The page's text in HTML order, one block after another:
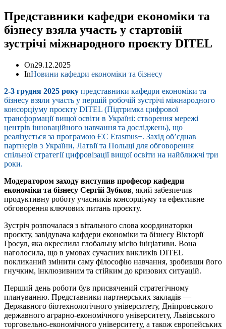
Представники кафедри економіки та
бізнесу взяла участь у стартовій
зустрічі міжнародного проєкту DITEL
On29.12.2025
InНовини кафедри економіки та бізнесу
2-3 грудня 2025 року представники кафедри економіки та
бізнесу взяли участь у першій робочій зустрічі міжнародного
консорціуму проєкту DITEL (Підтримка цифрової
трансформації вищої освіти в Україні: створення мережі
центрів інноваційного навчання та досліджень), що
реалізується за програмою ЄС Erasmus+. Захід об’єднав
партнерів з України, Латвії та Польщі для обговорення
спільної стратегії цифровізації вищої освіти на найближчі три
роки.
Модератором заходу виступив професор кафедри
економіки та бізнесу Сергій Зубков, який забезпечив
продуктивну роботу учасників консорціуму та ефективне
обговорення ключових питань проєкту.
Зустріч розпочалася з вітального слова координаторки
проєкту, завідувача кафдери економіки та бізнесу Вікторії
Гросул, яка окреслила глобальну місію ініціативи. Вона
наголосила, що в умовах сучасних викликів DITEL
покликаний змінити саму філософію навчання, зробивши його
гнучким, інклюзивним та стійким до кризових ситуацій.
Перший день роботи був присвячений стратегічному
плануванню. Представники партнерських закладів —
Державного біотехнологічного університету, Дніпровського
державного аграрно-економічного університету, Львівського
торговельно-економічного університету, а також європейських